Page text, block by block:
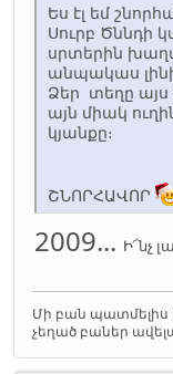
Ես էլ եմ
Սուրբ Ծննդի
սրտերին
անպակաս
Ձեր տեղը այս
այն միակ
կյանքը։
ՇՆՈՐՀԱՎՈՐ
2009... Ի՜նչ
Մի բան պատմելիս
չեղած բաներ